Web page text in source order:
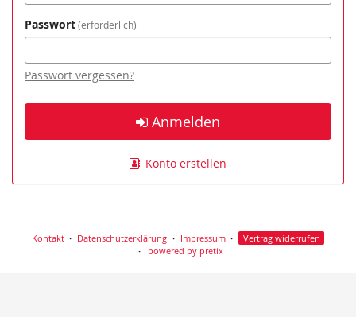
Passwort erforderlich
Passwort vergessen?
Anmelden
Konto erstellen
Kontakt Datenschutzerklärung Impressum
Vertrag widerrufen
powered by pretix